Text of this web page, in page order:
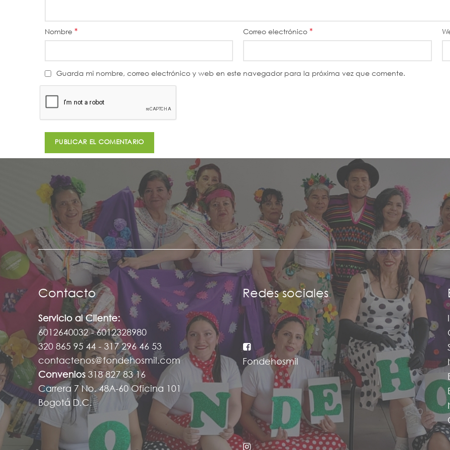
Nombre * Correo electrónico*
Guarda mi nombre, correo electrónico y web en este navegador para la próxima vez que comente.
Contacto
Servicio al Cliente:
6012640032 - 6012328980
320 865 95 44 - 317 296 46 53
contactenos@fondehosmil.com
Convenios 318 827 83 16
Carrera 7 No. 48A-60 Oficina 101
Bogotá D.C.
Redes sociales
Fondehosmil